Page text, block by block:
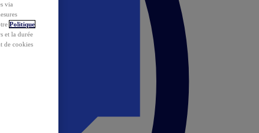
via
Politique
et la durée
de cookies